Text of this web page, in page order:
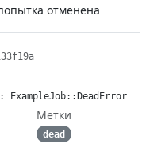
отменена
ExampleJob::DeadError
Метки
dead